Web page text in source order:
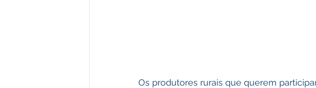
Os produtores rurais que querem